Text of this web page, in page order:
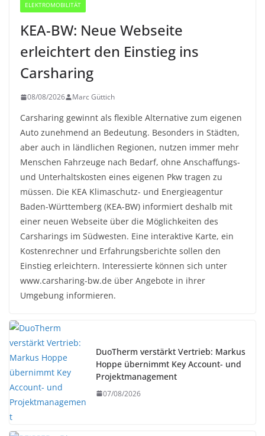
ELEKTROMOBILITÄT
KEA-BW: Neue Webseite
erleichtert den Einstieg ins
Carsharing
08/08/2026 Marc Güttich
Carsharing gewinnt als flexible Alternative zum eigenen
Auto zunehmend an Bedeutung. Besonders in Städten,
aber auch in ländlichen Regionen, nutzen immer mehr
Menschen Fahrzeuge nach Bedarf, ohne Anschaffungs-
und Unterhaltskosten eines eigenen Pkw tragen zu
müssen. Die KEA Klimaschutz- und Energieagentur
Baden-Württemberg (KEA-BW) informiert deshalb mit
einer neuen Webseite über die Möglichkeiten des
Carsharings im Südwesten. Eine interaktive Karte, ein
Kostenrechner und Erfahrungsberichte sollen den
Einstieg erleichtern. Interessierte können sich unter
www.carsharing-bw.de über Angebote in ihrer
Umgebung informieren.
DuoTherm verstärkt Vertrieb: Markus
Hoppe übernimmt Key Account- und
Projektmanagement
07/08/2026